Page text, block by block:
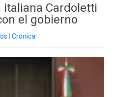
italiana Cardoletti
el gobierno
Crónica